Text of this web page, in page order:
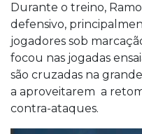
Durante o treino,
defensivo,
jogadores sob
focou nas jogadas
são cruzadas na
a aproveitarem a
contra-ataques.